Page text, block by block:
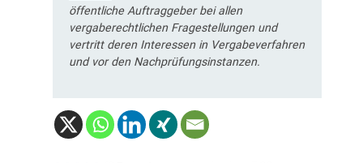
öffentliche Auftraggeber bei allen
vergaberechtlichen Fragestellungen und
vertritt deren Interessen in Vergabeverfahren
und vor den Nachprüfungsinstanzen.